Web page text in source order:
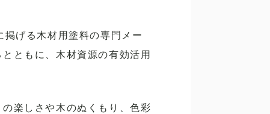
げる木材用塗料の専門メー
ともに、木材資源の有効活用
楽しさや木のぬくもり、色彩